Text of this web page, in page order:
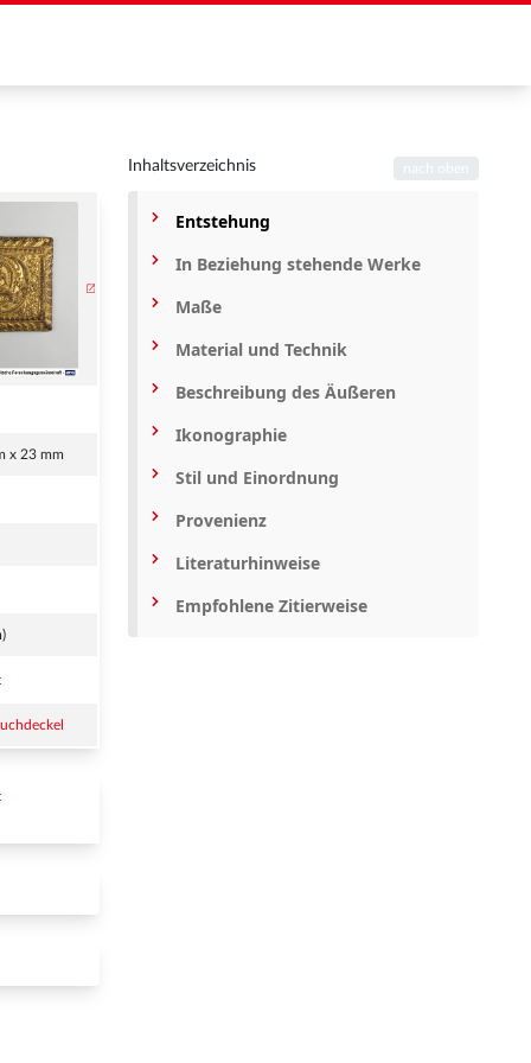
x 23 mm
Inhaltsverzeichnis
Entstehung
In Beziehung stehende Werke
Maße
Material und Technik
Beschreibung des Äußeren
Ikonographie
Stil und Einordnung
Provenienz
Literaturhinweise
Empfohlene Zitierweise